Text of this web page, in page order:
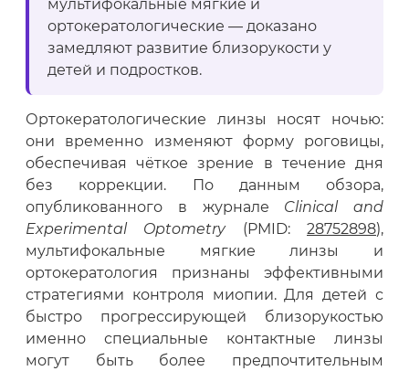
мультифокальные мягкие и
ортокератологические — доказано
замедляют развитие близорукости у
детей и подростков.
Ортокератологические линзы носят ночью:
они временно изменяют форму роговицы,
обеспечивая чёткое зрение в течение дня
без коррекции. По данным обзора,
опубликованного в журнале Clinical and
Experimental Optometry(PMID:28752898),
мультифокальные мягкие линзы и
ортокератология признаны эффективными
стратегиями контроля миопии. Для детей с
быстро прогрессирующей близорукостью
именно специальные контактные линзы
могут быть более предпочтительным